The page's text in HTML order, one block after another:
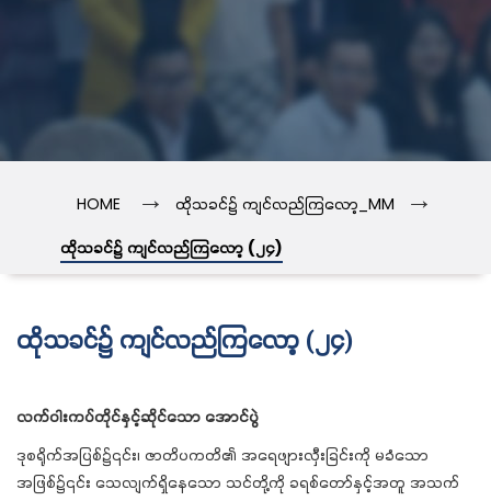
HOME → ထိုသခင်၌ ကျင်လည်ကြလော့_MM →
ထိုသခင်၌ ကျင်လည်ကြလော့ (၂၄)
ထိုသခင်၌ ကျင်လည်ကြလော့ (၂၄)
လက်ဝါးကပ်တိုင်နှင့်ဆိုင်သော အောင်ပွဲ
ဒုစရိုက်အပြစ်၌၎င်း၊ ဇာတိပကတိ၏ အရေဖျားလှီးခြင်းကို မခံသော
အဖြစ်၌၎င်း သေလျက်ရှိနေသော သင်တို့ကို ခရစ်တော်နှင့်အတူ အသက်